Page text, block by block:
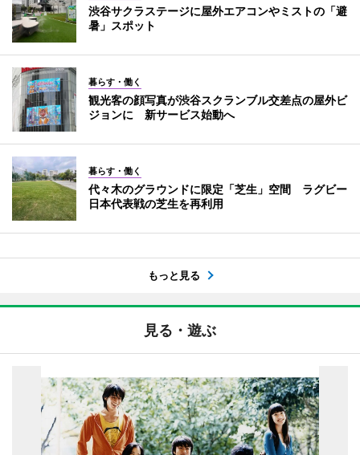
渋谷サクラステージに屋外エアコンやミストの「避
暑」スポット
暮らす・働く
観光客の顔写真が渋谷スクランブル交差点の屋外ビ
ジョンに 新サービス始動へ
暮らす・働く
代々木のグラウンドに限定「芝生」空間 ラグビー
日本代表戦の芝生を再利用
もっと見る
見る・遊ぶ